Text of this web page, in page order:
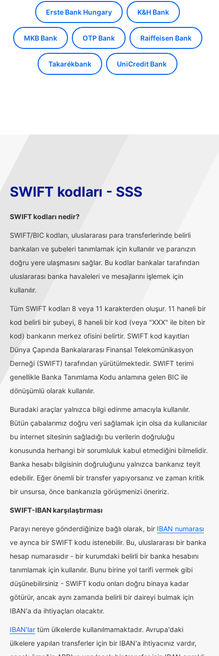
Erste Bank Hungary K&H Bank
MKB Bank OTP Bank Raiffeisen Bank
Takarékbank UniCredit Bank
SWIFT kodları - SSS
SWIFT kodları nedir?
SWIFT/BIC kodları, uluslararası para transferlerinde belirli
bankaları ve şubeleri tanımlamak için kullanılır ve paranızın
doğru yere ulaşmasını sağlar. Bu kodlar bankalar tarafından
uluslararası banka havaleleri ve mesajlarını işlemek için
kullanılır.
Tüm SWIFT kodları 8 veya 11 karakterden oluşur. 11 haneli bir
kod belirli bir şubeyi, 8 haneli bir kod (veya "XXX" ile biten bir
kod) bankanın merkez ofisini belirtir. SWIFT kod kayıtları
Dünya Çapında Bankalararası Finansal Telekomünikasyon
Derneği (SWIFT) tarafından yürütülmektedir. SWIFT terimi
genellikle Banka Tanımlama Kodu anlamına gelen BIC ile
dönüşümlü olarak kullanılır.
Buradaki araçlar yalnızca bilgi edinme amacıyla kullanılır.
Bütün çabalarımız doğru veri sağlamak için olsa da kullanıcılar
bu internet sitesinin sağladığı bu verilerin doğruluğu
konusunda herhangi bir sorumluluk kabul etmediğini bilmelidir.
Banka hesabı bilgisinin doğruluğunu yalnızca bankanız teyit
edebilir. Eğer önemli bir transfer yapıyorsanız ve zaman kritik
bir unsursa, önce bankanızla görüşmenizi öneririz.
SWIFT-IBAN karşılaştırması
Parayı nereye gönderdiğinize bağlı olarak, bir IBAN numarası
ve ayrıca bir SWIFT kodu istenebilir. Bu, uluslararası bir banka
hesap numarasıdır - bir kurumdaki belirli bir banka hesabını
tanımlamak için kullanılır. Bunu birine yol tarifi vermek gibi
düşünebilirsiniz - SWIFT kodu onları doğru binaya kadar
götürür, ancak aynı zamanda belirli bir daireyi bulmak için
IBAN'a da ihtiyaçları olacaktır.
IBAN'lar tüm ülkelerde kullanılmamaktadır. Avrupa'daki
ülkelere yapılan transferler için bir IBAN'a ihtiyacınız vardır,